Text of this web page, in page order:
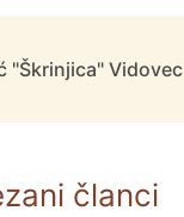
"Škrinjica" Vidovec
članci